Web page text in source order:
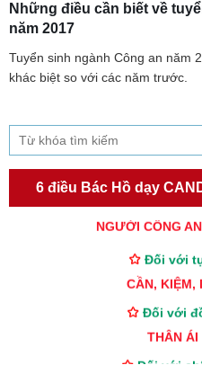
Những điều cần biết về
năm 2017
Tuyển sinh ngành Công an năm
khác biệt so với các năm trước.
6 điều Bác Hồ dạy
TƯ
CẦN, KIỆM,
THÂN